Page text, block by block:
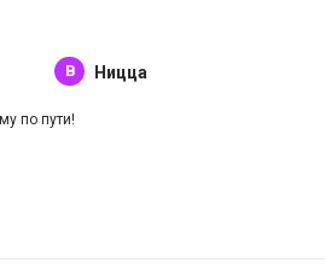
B Ницца
по пути!